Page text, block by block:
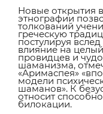
Новые открытия
этнографии
толкований
греческую
постулируя
влияние на
провидцев и
шаманизма,
«Аримаспея»
модели
шаманов». К
относит
билокации.